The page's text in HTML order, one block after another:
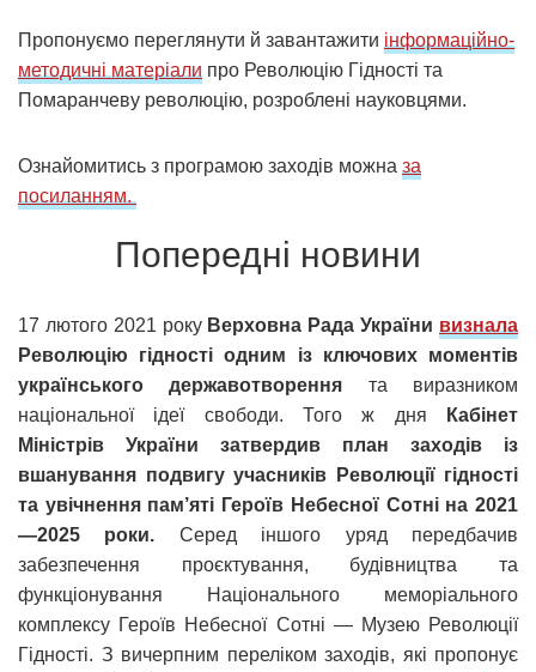
Пропонуємо переглянути й завантажити інформаційно-
методичні матеріали про Революцію Гідності та
Помаранчеву революцію, розроблені науковцями.
Ознайомитись з програмою заходів можна за
посиланням.
Попередні новини
17 лютого 2021 року Верховна Рада України визнала
Революцію гідності одним із ключових моментів
українського державотворення та виразником
національної ідеї свободи. Того ж дня
Кабінет
Міністрів України затвердив план заходів із
вшанування подвигу учасників Революції гідності
та увічнення пам’яті Героїв Небесної Сотні на 2021
—2025 роки. Серед іншого уряд передбачив
забезпечення проєктування, будівництва та
функціонування Національного меморіального
комплексу Героїв Небесної Сотні — Музею Революції
Гідності. З вичерпним переліком заходів, які пропонує